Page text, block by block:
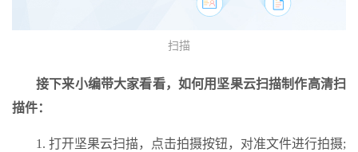
扫描
接下来小编带大家看看，如何用坚果云扫描制作高清扫
描件：
1. 打开坚果云扫描，点击拍摄按钮，对准文件进行拍摄;